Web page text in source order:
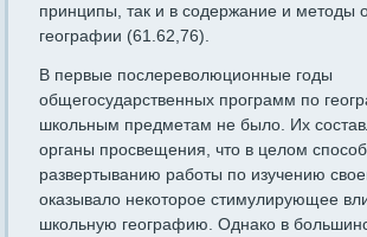
принципы, так и в содержание и методы
географии (61.62,76).
В первые послереволюционные годы
общегосударственных программ по
школьным предметам не было. Их
органы просвещения, что в целом
развертыванию работы по изучению
оказывало некоторое стимулирующее
школьную географию. Однако в